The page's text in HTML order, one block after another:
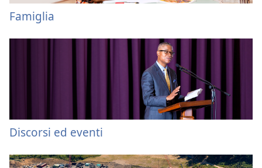
Famiglia
Discorsi ed eventi